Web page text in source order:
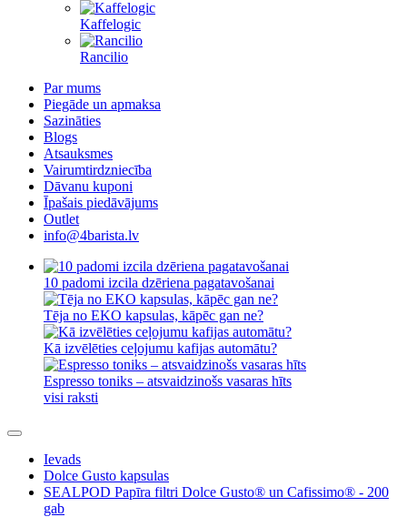
Kaffelogic
Rancilio
Par mums
Piegāde un apmaksa
Sazināties
Blogs
Atsauksmes
Vairumtirdzniecība
Dāvanu kuponi
Īpašais piedāvājums
Outlet
info@4barista.lv
10 padomi izcila dzēriena pagatavošanai
Tēja no EKO kapsulas, kāpēc gan ne?
Kā izvēlēties ceļojumu kafijas automātu?
Espresso toniks – atsvaidzinošs vasaras hīts
visi raksti
Ievads
Dolce Gusto kapsulas
SEALPOD Papīra filtri Dolce Gusto® un Cafissimo® - 200
gab